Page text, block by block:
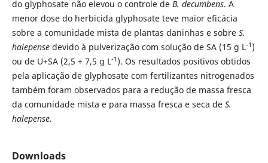
do glyphosate não elevou o controle de B. decumbens. A
menor dose do herbicida glyphosate teve maior eficácia
sobre a comunidade mista de plantas daninhas e sobre S.
halepense devido à pulverização com solução de SA (15 g L-1 )
ou de U+SA (2,5 + 7,5 g L-1 ). Os resultados positivos obtidos
pela aplicação de glyphosate com fertilizantes nitrogenados
também foram observados para a redução de massa fresca
da comunidade mista e para massa fresca e seca de S.
halepense.
Downloads